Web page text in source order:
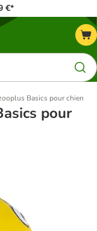
€*
Basics pour chien
pour